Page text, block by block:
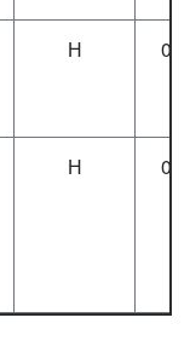
Н
Н